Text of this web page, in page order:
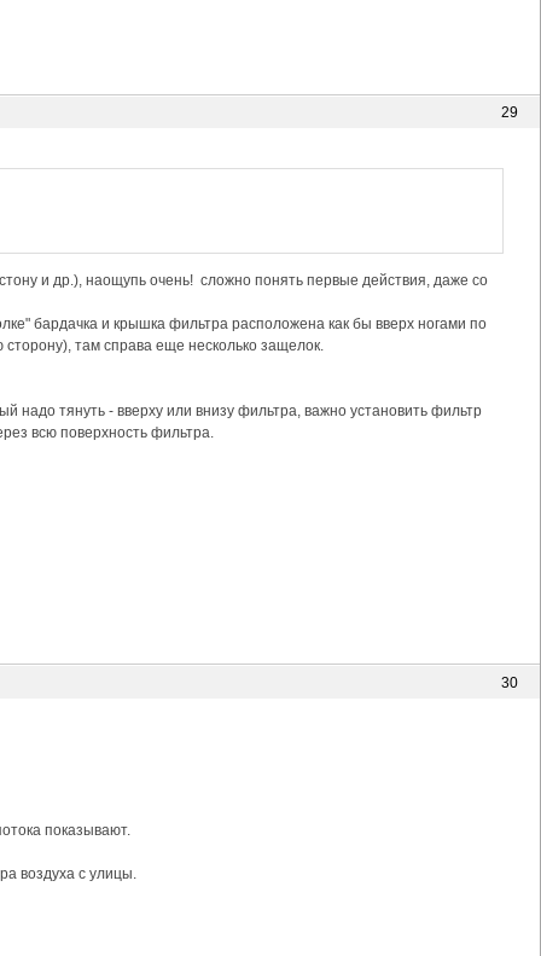
29
и др.), наощупь очень! сложно понять первые действия, даже со
бардачка и крышка фильтра расположена как бы вверх ногами по
сторону), там справа еще несколько защелок.
надо тянуть - вверху или внизу фильтра, важно установить фильтр
всю поверхность фильтра.
30
показывают.
воздуха с улицы.